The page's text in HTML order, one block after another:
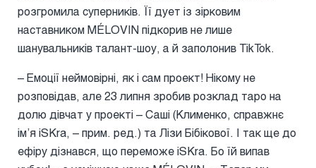
розгромила суперників. Її дует із зірковим
наставником MÉLOVIN підкорив не лише
шанувальників талант-шоу, а й заполонив TikTok.
– Емоції неймовірні, як і сам проект! Нікому не
розповідав, але 23 липня зробив розклад таро на
долю дівчат у проекті – Саші (Клименко, справжнє
імʼя iSKra, – прим. ред.) та Лізи Бібікової. І так ще до
ефіру дізнався, що переможе iSKra. Бо їй випав